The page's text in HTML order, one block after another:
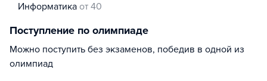
информатика от 40
Поступление по олимпиаде
Можно поступить без экзаменов, победив в одной из
олимпиад